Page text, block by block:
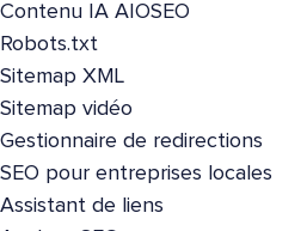
Contenu IA AIOSEO
Robots.txt
Sitemap XML
Sitemap vidéo
Gestionnaire de redirections
SEO pour entreprises locales
Assistant de liens